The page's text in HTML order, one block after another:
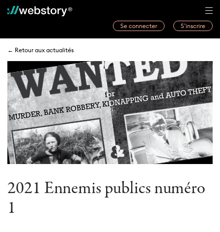
Se connecter S’inscrire
Webwriters
Concours
Actualités
À propos
← Retour aux actualités
2021 Ennemis publics numéro
1